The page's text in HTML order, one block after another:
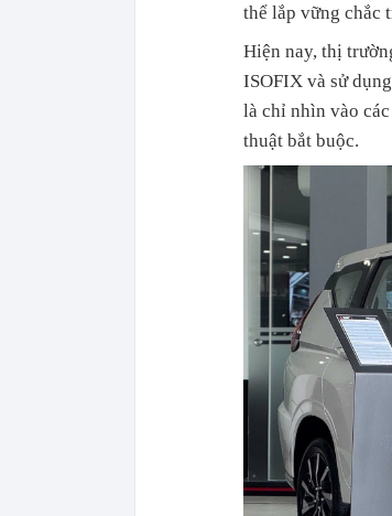
thể lắp vững chắc
Hiện nay, thị
ISOFIX và sử
là chỉ nhìn vào
thuật bắt buộc.